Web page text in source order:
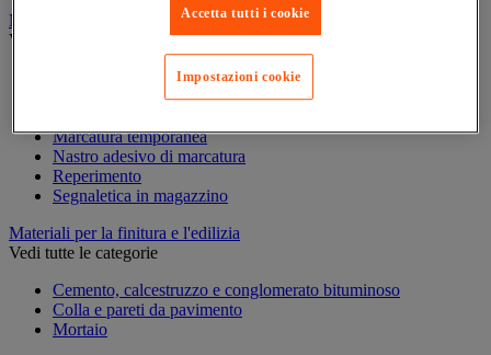
Marcatura
Vedi tutte le categorie
Marcatura industriale
Marcatura temporanea
Nastro adesivo di marcatura
Reperimento
Segnaletica in magazzino
Materiali per la finitura e l'edilizia
Vedi tutte le categorie
Cemento, calcestruzzo e conglomerato bituminoso
Colla e pareti da pavimento
Mortaio
Accetta tutti i cookie
Impostazioni cookie